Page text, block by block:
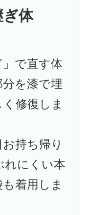
ぎ体
で直す体
を漆で埋
修復しま
持ち帰り
れにくい本
着用しま